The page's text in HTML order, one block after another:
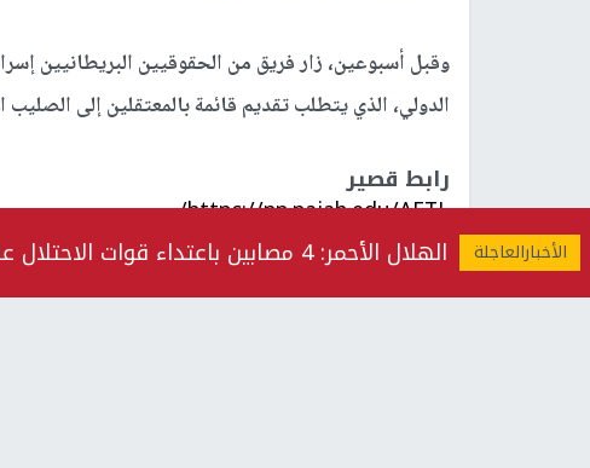
الهلال الأحمر: 4 مصابين باعتداء قوات الاحتلال عليهم بالضرب في مخيم قلنديا شمال القدس المحتلة
وقبل أسبوعين، زار فريق من الحقوقيين البريطانيين
الدولي، الذي يتطلب تقديم قائمة بالمعتقلين إلى
رابط قصير
https://nn.najah.edu/AETL/
الكلمات المفتاحية
إسرائيل
بريطانيا السلاح